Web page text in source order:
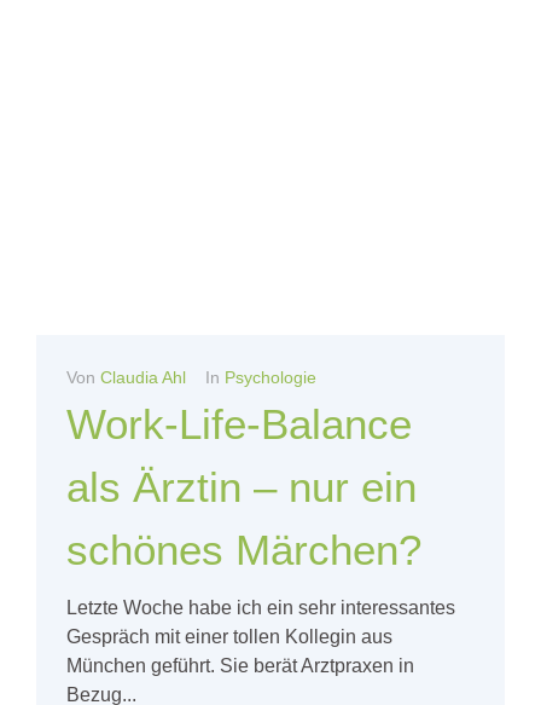
Von Claudia Ahl In Psychologie
Work-Life-Balance
als Ärztin – nur ein
schönes Märchen?
Letzte Woche habe ich ein sehr interessantes
Gespräch mit einer tollen Kollegin aus
München geführt. Sie berät Arztpraxen in
Bezug...